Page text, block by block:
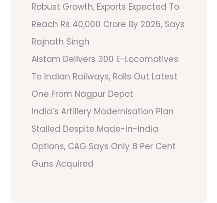
Robust Growth, Exports Expected To
Reach Rs 40,000 Crore By 2026, Says
Rajnath Singh
Alstom Delivers 300 E-Locomotives
To Indian Railways, Rolls Out Latest
One From Nagpur Depot
India’s Artillery Modernisation Plan
Stalled Despite Made-In-India
Options, CAG Says Only 8 Per Cent
Guns Acquired